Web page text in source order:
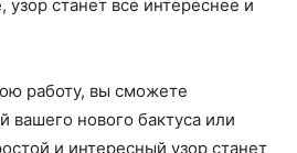
узор станет все интереснее и
работу, вы сможете
вашего нового бактуса или
и интересный узор станет